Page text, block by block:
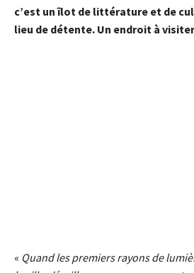
c’est un îlot de littérature et de
lieu de détente. Un endroit à
« Quand les premiers rayons de